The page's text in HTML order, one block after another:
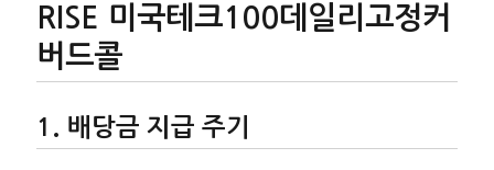
RISE 미국테크100데일리고정커
버드콜
배당금 지급 주기